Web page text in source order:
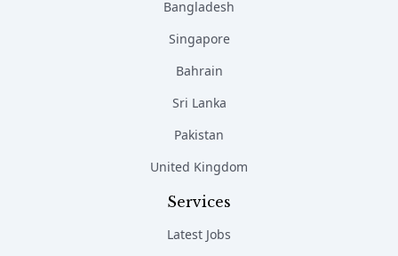
Bangladesh
Singapore
Bahrain
Sri Lanka
Pakistan
United Kingdom
Services
Latest Jobs